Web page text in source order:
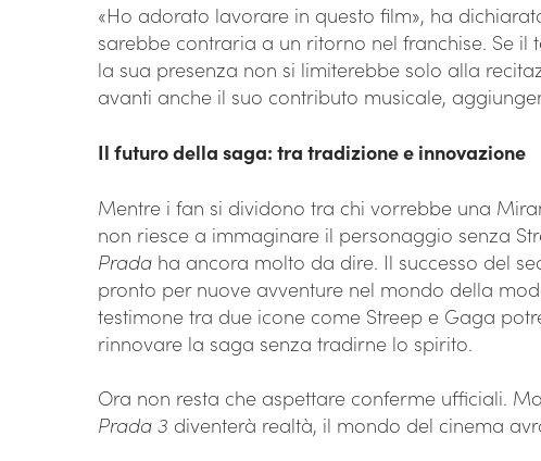
«Ho adorato lavorare in questo film», ha
sarebbe contraria a un ritorno nel franchise. Se
la sua presenza non si limiterebbe solo alla
avanti anche il suo contributo musicale,
Il futuro della saga: tra tradizione e innovazione
Mentre i fan si dividono tra chi vorrebbe una
non riesce a immaginare il personaggio senza
Prada ha ancora molto da dire. Il successo del
pronto per nuove avventure nel mondo della
testimone tra due icone come Streep e Gaga
rinnovare la saga senza tradirne lo spirito.
Ora non resta che aspettare conferme ufficiali.
Prada 3 diventerà realtà, il mondo del cinema